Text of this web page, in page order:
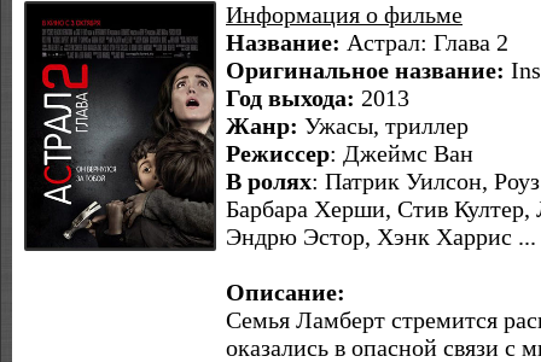
Информация о фильме
Название: Астрал: Глава 2
Оригинальное название:
Год выхода: 2013
Жанр: Ужасы, триллер
Режиссер: Джеймс Ван
В ролях: Патрик Уилсон,
Барбара Херши, Стив
Эндрю Эстор, Хэнк Харрис ...
Описание:
Семья Ламберт стремится
оказались в опасной связи с